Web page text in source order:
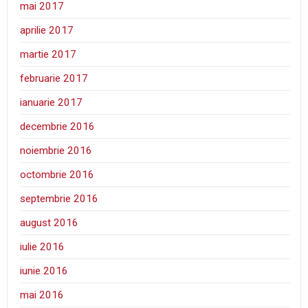
mai 2017
aprilie 2017
martie 2017
februarie 2017
ianuarie 2017
decembrie 2016
noiembrie 2016
octombrie 2016
septembrie 2016
august 2016
iulie 2016
iunie 2016
mai 2016